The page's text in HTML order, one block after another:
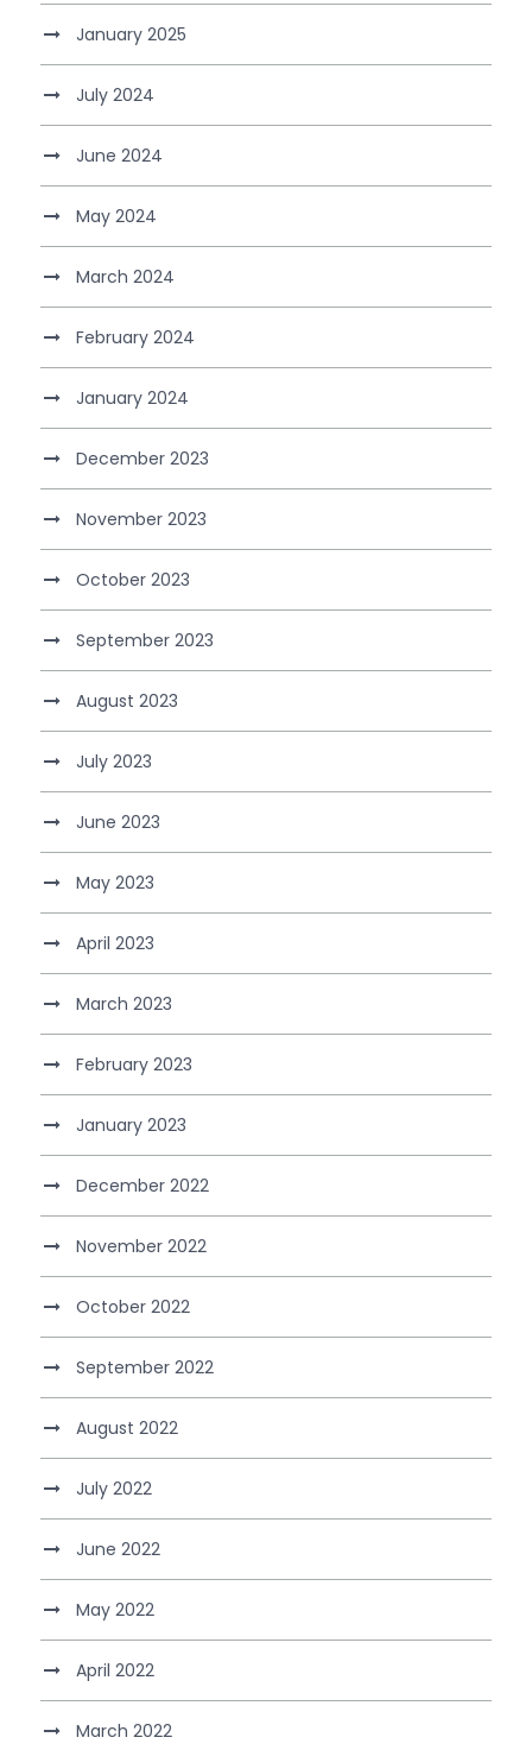
January 2025
July 2024
June 2024
May 2024
March 2024
February 2024
January 2024
December 2023
November 2023
October 2023
September 2023
August 2023
July 2023
June 2023
May 2023
April 2023
March 2023
February 2023
January 2023
December 2022
November 2022
October 2022
September 2022
August 2022
July 2022
June 2022
May 2022
April 2022
March 2022